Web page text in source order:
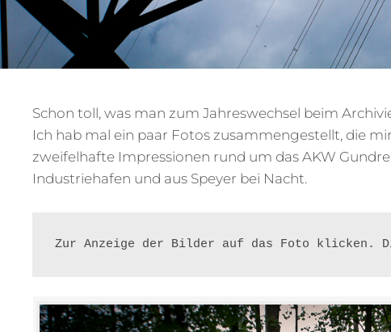
Schon toll, was man zum Jahreswechsel beim
Ich hab mal ein paar Fotos zusammengestellt, die
zweifelhafte Impressionen rund um das AKW
Industriehafen und aus Speyer bei Nacht.
Zur Anzeige der Bilder auf das Foto klicken.